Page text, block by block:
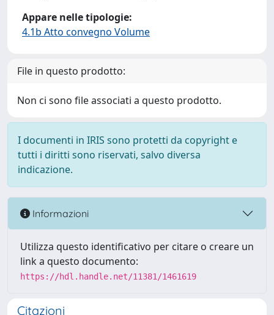
Appare nelle tipologie:
4.1b Atto convegno Volume
File in questo prodotto:
Non ci sono file associati a questo prodotto.
I documenti in IRIS sono protetti da copyright e
tutti i diritti sono riservati, salvo diversa
indicazione.
Informazioni
Utilizza questo identificativo per citare o creare un
link a questo documento:
https://hdl.handle.net/11381/1461619
Citazioni